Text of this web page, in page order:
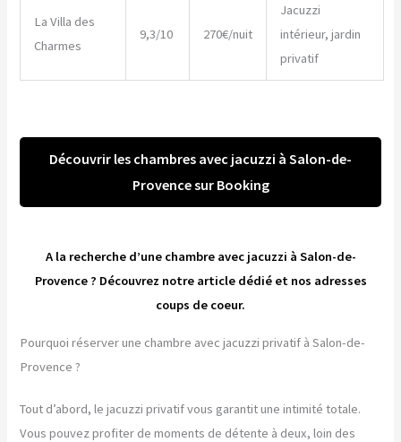
La Villa des
Charmes
9,3/10 270€/nuit
Jacuzzi
intérieur, jardin
privatif
Découvrir les chambres avec jacuzzi à Salon-de-
Provence sur Booking
A la recherche d’une chambre avec jacuzzi à Salon-de-
Provence ? Découvrez notre article dédié et nos adresses
coups de coeur.
Pourquoi réserver une chambre avec jacuzzi privatif à Salon-de-
Provence ?
Tout d’abord, le jacuzzi privatif vous garantit une intimité totale.
Vous pouvez profiter de moments de détente à deux, loin des